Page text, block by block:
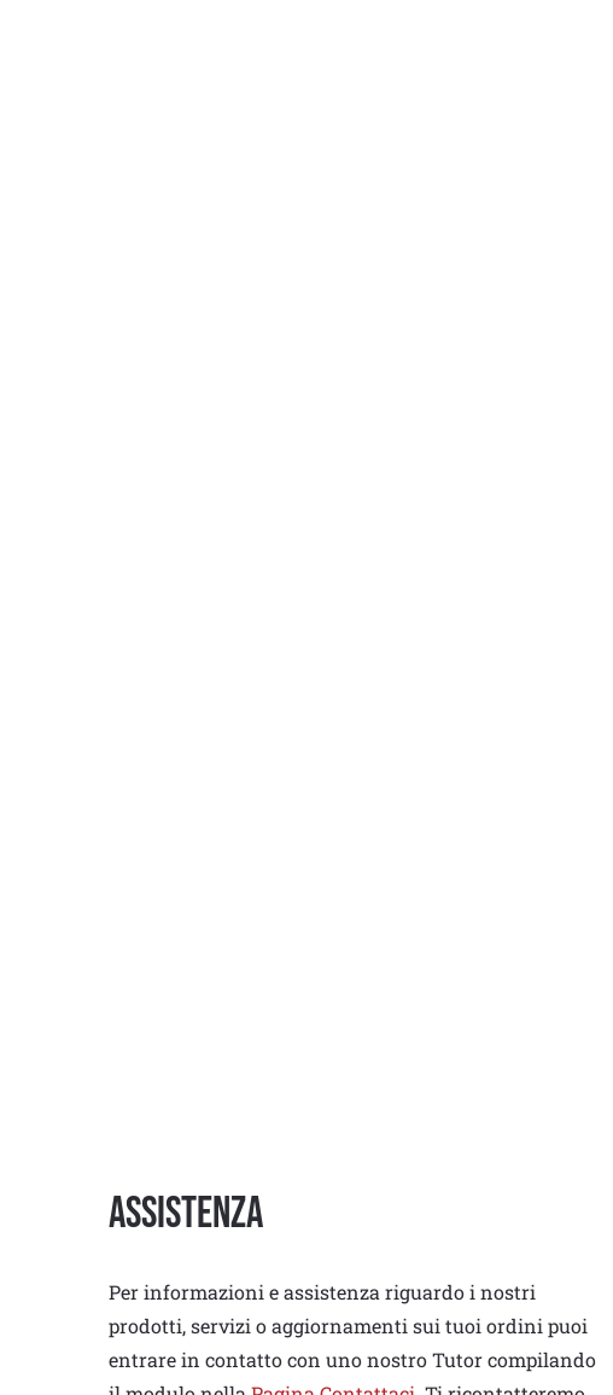
Assistenza
Per informazioni e assistenza riguardo i nostri
prodotti, servizi o aggiornamenti sui tuoi ordini puoi
entrare in contatto con uno nostro Tutor compilando